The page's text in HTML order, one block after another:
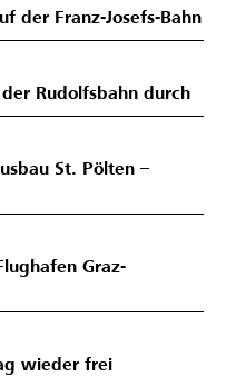
der Franz-Josefs-Bahn
Rudolfsbahn durch
St. Pölten –
Graz-
wieder frei